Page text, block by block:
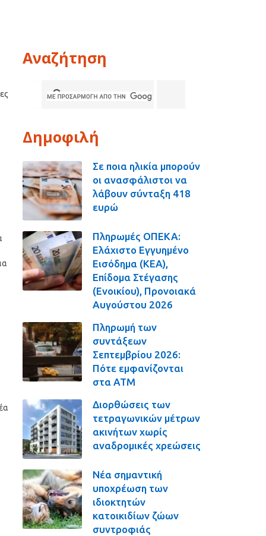
Αναζήτηση
Δημοφιλή
Σε ποια ηλικία μπορούν
οι ανασφάλιστοι να
λάβουν σύνταξη 418
ευρώ
Πληρωμές ΟΠΕΚΑ:
Ελάχιστο Εγγυημένο
Εισόδημα (ΚΕΑ),
Επίδομα Στέγασης
(Ενοικίου), Προνοιακά
Αυγούστου 2026
Πληρωμή των
συντάξεων
Σεπτεμβρίου 2026:
Πότε εμφανίζονται
στα ΑΤΜ
Διορθώσεις των
τετραγωνικών μέτρων
ακινήτων χωρίς
αναδρομικές χρεώσεις
Νέα σημαντική
υποχρέωση των
ιδιοκτητών
κατοικιδίων ζώων
συντροφιάς